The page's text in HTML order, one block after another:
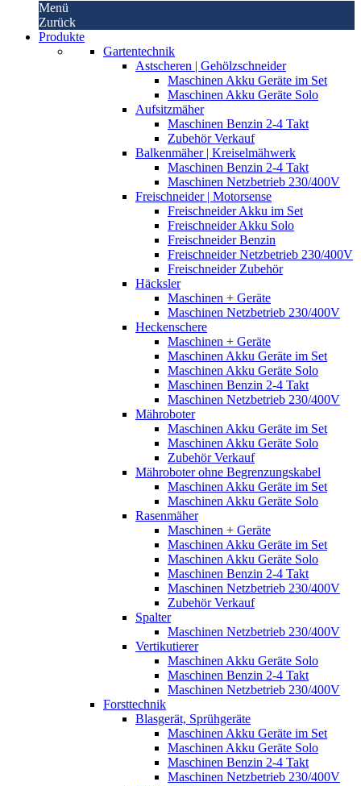
Menü
Zurück
Produkte
Gartentechnik
Astscheren | Gehölzschneider
Maschinen Akku Geräte im Set
Maschinen Akku Geräte Solo
Aufsitzmäher
Maschinen Benzin 2-4 Takt
Zubehör Verkauf
Balkenmäher | Kreiselmähwerk
Maschinen Benzin 2-4 Takt
Maschinen Netzbetrieb 230/400V
Freischneider | Motorsense
Freischneider Akku im Set
Freischneider Akku Solo
Freischneider Benzin
Freischneider Netzbetrieb 230/400V
Freischneider Zubehör
Häcksler
Maschinen + Geräte
Maschinen Netzbetrieb 230/400V
Heckenschere
Maschinen + Geräte
Maschinen Akku Geräte im Set
Maschinen Akku Geräte Solo
Maschinen Benzin 2-4 Takt
Maschinen Netzbetrieb 230/400V
Mähroboter
Maschinen Akku Geräte im Set
Maschinen Akku Geräte Solo
Zubehör Verkauf
Mähroboter ohne Begrenzungskabel
Maschinen Akku Geräte im Set
Maschinen Akku Geräte Solo
Rasenmäher
Maschinen + Geräte
Maschinen Akku Geräte im Set
Maschinen Akku Geräte Solo
Maschinen Benzin 2-4 Takt
Maschinen Netzbetrieb 230/400V
Zubehör Verkauf
Spalter
Maschinen Netzbetrieb 230/400V
Vertikutierer
Maschinen Akku Geräte Solo
Maschinen Benzin 2-4 Takt
Maschinen Netzbetrieb 230/400V
Forsttechnik
Blasgerät, Sprühgeräte
Maschinen Akku Geräte im Set
Maschinen Akku Geräte Solo
Maschinen Benzin 2-4 Takt
Maschinen Netzbetrieb 230/400V